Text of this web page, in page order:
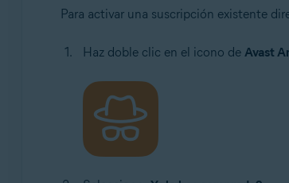
Para activar una suscripción existente
Haz doble clic en el icono de Avast